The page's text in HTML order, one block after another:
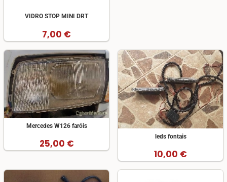
VIDRO STOP MINI DRT
7,00 €
Mercedes W126 faróis
25,00 €
leds fontais
10,00 €